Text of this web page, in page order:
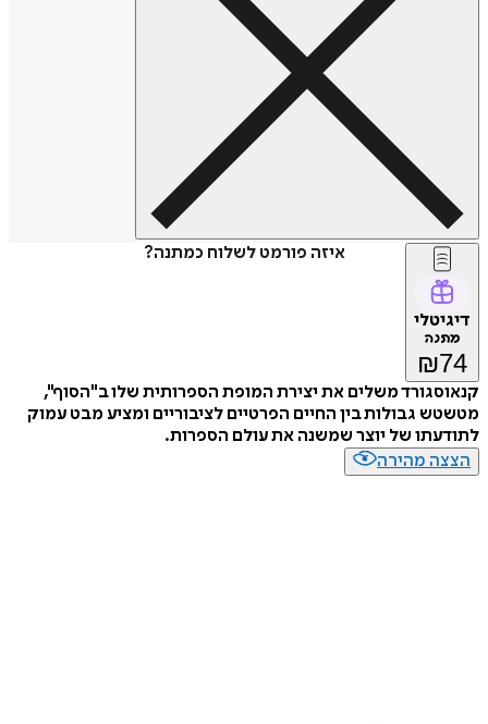
איזה פורמט לשלוח כמתנה?
דיגיטלי
מתנה
₪74
קנאוסגורד משלים את יצירת המופת הספרותית שלו ב"הסוף",
מטשטש גבולות בין החיים הפרטיים לציבוריים ומציע מבט עמוק
לתודעתו של יוצר שמשנה את עולם הספרות.
הצצה מהירה